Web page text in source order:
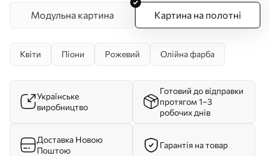
Модульна картина Картина на полотні
Квіти Піони Рожевий Олійна фарба
Українське
виробництво
Готовий до відправки
протягом 1–3
робочих днів
Доставка Новою
Поштою
Гарантія на товар